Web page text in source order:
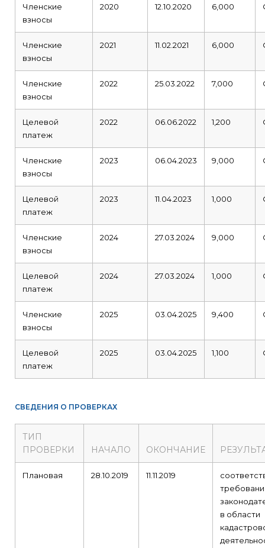
Членские
взносы
2020 12.10.2020 6,000
Членские
взносы
2021 11.02.2021 6,000
Членские
взносы
2022 25.03.2022 7,000
Целевой
платеж
2022 06.06.2022 1,200
Членские
взносы
2023 06.04.2023 9,000
Целевой
платеж
2023 11.04.2023 1,000
Членские
взносы
2024 27.03.2024 9,000
Целевой
платеж
2024 27.03.2024 1,000
Членские
взносы
2025 03.04.2025 9,400
Целевой
платеж
2025 03.04.2025 1,100
СВЕДЕНИЯ О ПРОВЕРКАХ
ТИП
ПРОВЕРКИ
НАЧАЛО ОКОНЧАНИЕ
Плановая 28.10.2019 11.11.2019
в области